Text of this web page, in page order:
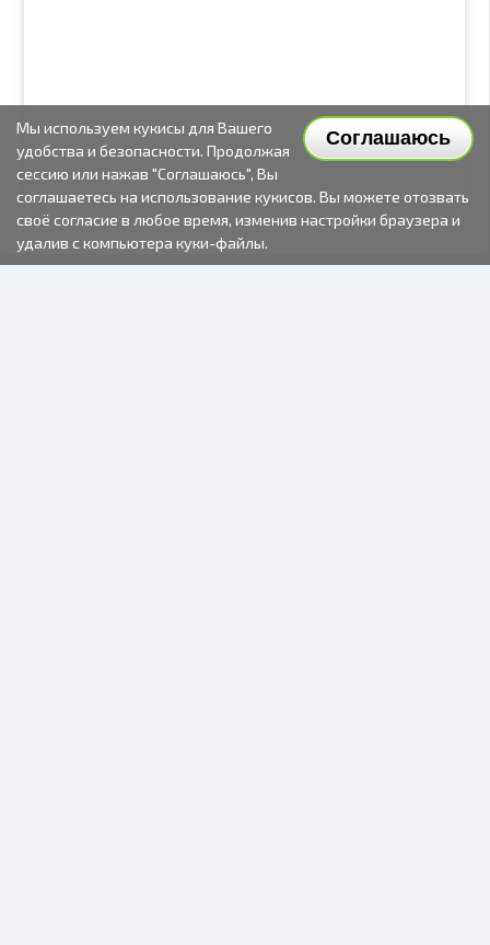
Соглашаюсь
Мы используем кукисы для Вашего
удобства и безопасности. Продолжая
сессию или нажав "Соглашаюсь", Вы
соглашаетесь на использование кукисов. Вы можете отозвать
своё согласие в любое время, изменив настройки браузера и
удалив с компьютера куки-файлы.